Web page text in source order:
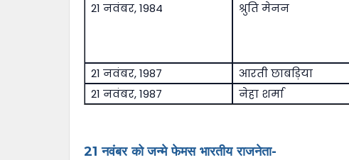
21 नवंबर, 1984
श्रुति मेनन
21 नवंबर, 1987
आरती छाबड़िया
21 नवंबर, 1987
नेहा शर्मा
21 नवंबर को जन्मे फेमस भारतीय राजनेता-